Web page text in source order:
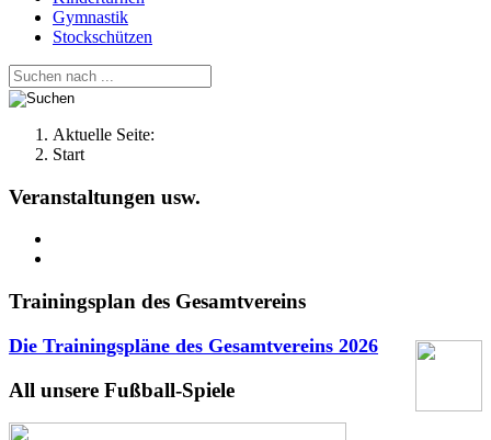
Gymnastik
Stockschützen
Aktuelle Seite:
Start
Veranstaltungen usw.
Trainingsplan des Gesamtvereins
Die Trainingspläne des Gesamtvereins 2026
All unsere Fußball-Spiele